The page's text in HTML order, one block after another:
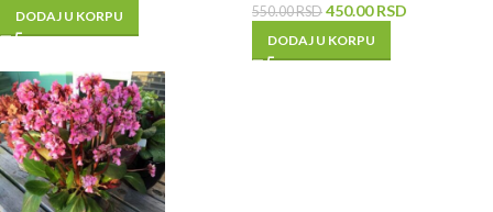
DODAJ U KORPU 550.00RSD 450.00RSD
DODAJ U KORPU